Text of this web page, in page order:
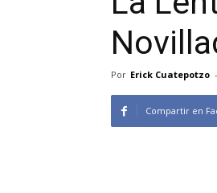
Por Erick Cuatepotzo -
Compartir en